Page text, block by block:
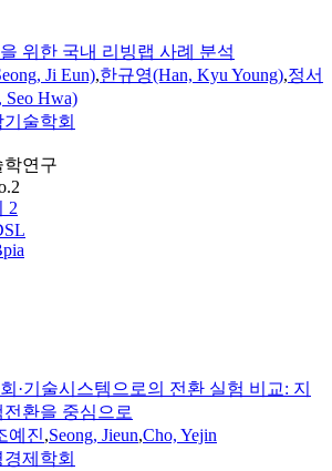
위한 국내 리빙랩 사례 분석
, Ji Eun),한규영(Han, Kyu Young),정서
Seo Hwa)
술학회
연구
2
·기술시스템으로의 전환 실험 비교: 지
환을 중심으로
예진,Seong, Jieun,Cho, Yejin
제학회